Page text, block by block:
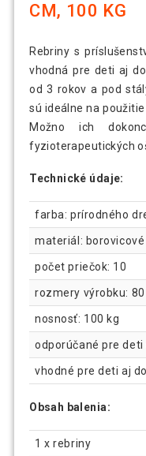
CM, 100 KG
Rebriny s
vhodná pre deti aj
od 3 rokov a pod
sú ideálne na
Možno ich
fyzioterapeutických
Technické údaje:
farba: prírodného
materiál:
počet priečok: 10
rozmery výrobku: 80
nosnosť: 100 kg
odporúčané pre deti
vhodné pre deti aj
Obsah balenia:
1 x rebriny